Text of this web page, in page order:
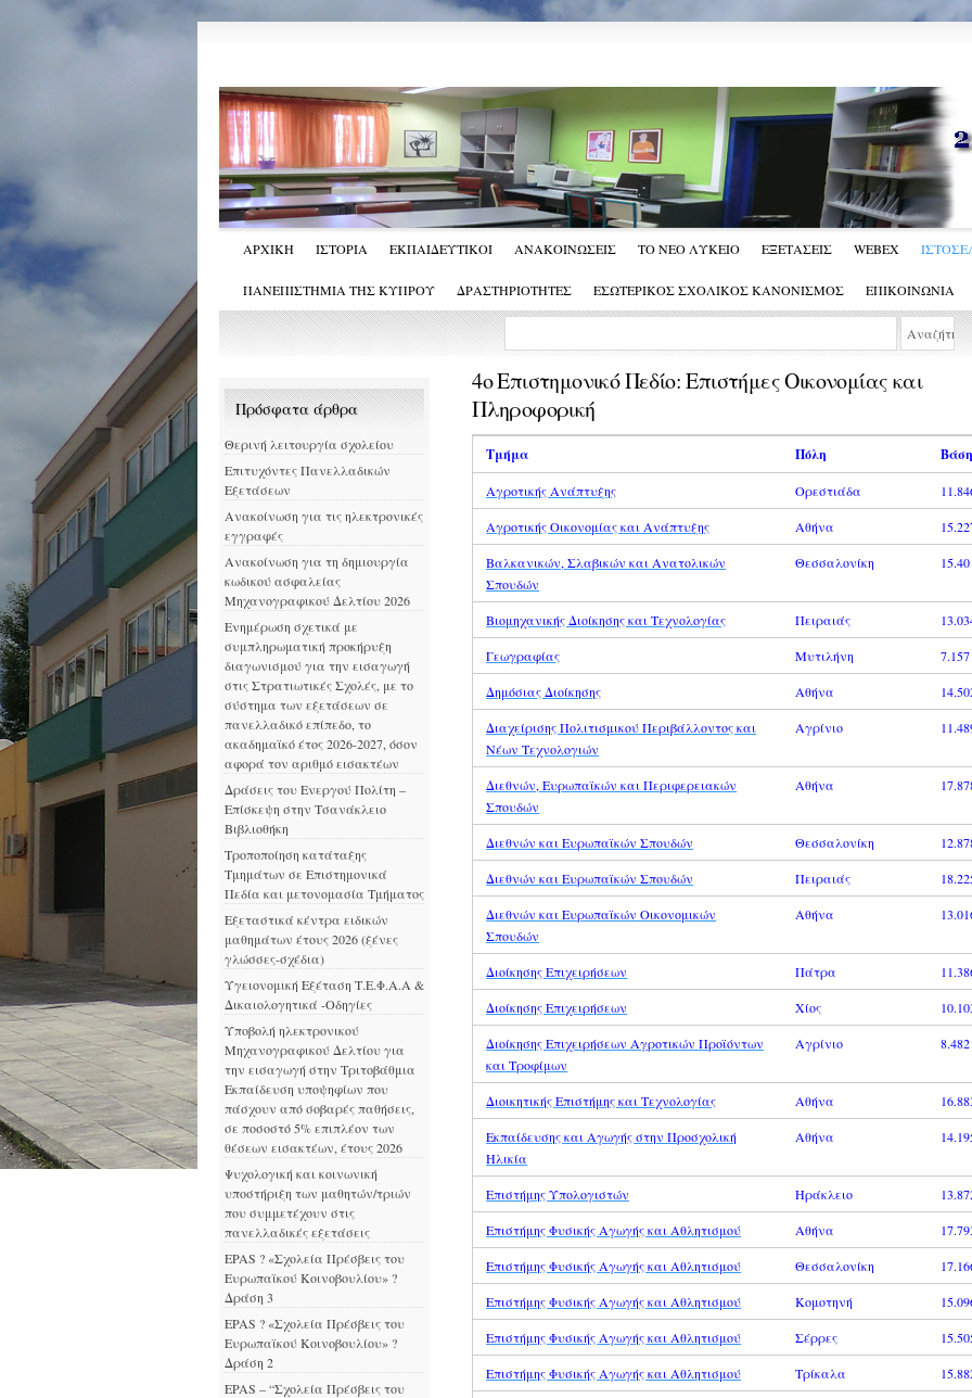
ΑΡΧΙΚΗ ΙΣΤΟΡΙΑ ΕΚΠΑΙΔΕΥΤΙΚΟΙ ΑΝΑΚΟΙΝΩΣΕΙΣ ΤΟ ΝΕΟ ΛΥΚΕΙΟ ΕΞΕΤΑΣΕΙΣ WEBEX
ΠΑΝΕΠΙΣΤΗΜΙΑ ΤΗΣ ΚΥΠΡΟΥ ΔΡΑΣΤΗΡΙΟΤΗΤΕΣ ΕΣΩΤΕΡΙΚΟΣ ΣΧΟΛΙΚΟΣ ΚΑΝΟΝΙΣΜΟΣ ΕΠΙΚΟΙΝΩΝΙΑ
4ο Επιστημονικό Πεδίο: Επιστήμες Οικονομίας και
Πληροφορική
Τμήμα Πόλη
Αγροτικής Ανάπτυξης Ορεστιάδα
Αγροτικής Οικονομίας και Ανάπτυξης Αθήνα
Βαλκανικών, Σλαβικών και Ανατολικών
Σπουδών
Θεσσαλονίκη
Βιομηχανικής Διοίκησης και Τεχνολογίας Πειραιάς
Γεωγραφίας Μυτιλήνη 7.157
Δημόσιας Διοίκησης Αθήνα
Διαχείρισης Πολιτισμικού Περιβάλλοντος και
Νέων Τεχνολογιών
Αγρίνιο
Διεθνών, Ευρωπαϊκών και Περιφερειακών
Σπουδών
Αθήνα
Διεθνών και Ευρωπαϊκών Σπουδών Θεσσαλονίκη
Διεθνών και Ευρωπαϊκών Σπουδών Πειραιάς
Διεθνών και Ευρωπαϊκών Οικονομικών
Σπουδών
Αθήνα
Διοίκησης Επιχειρήσεων Πάτρα
Διοίκησης Επιχειρήσεων Χίος
Διοίκησης Επιχειρήσεων Αγροτικών Προϊόντων
και Τροφίμων
Αγρίνιο 8.482
Διοικητικής Επιστήμης και Τεχνολογίας Αθήνα
Εκπαίδευσης και Αγωγής στην Προσχολική
Ηλικία
Αθήνα
Επιστήμης Υπολογιστών Ηράκλειο
Επιστήμης Φυσικής Αγωγής και Αθλητισμού Αθήνα
Επιστήμης Φυσικής Αγωγής και Αθλητισμού Θεσσαλονίκη
Επιστήμης Φυσικής Αγωγής και Αθλητισμού Κομοτηνή
Επιστήμης Φυσικής Αγωγής και Αθλητισμού Σέρρες
Επιστήμης Φυσικής Αγωγής και Αθλητισμού Τρίκαλα
Πρόσφατα άρθρα
Θερινή λειτουργία σχολείου
Επιτυχόντες Πανελλαδικών
Εξετάσεων
Ανακοίνωση για τις ηλεκτρονικές
εγγραφές
Ανακοίνωση για τη δημιουργία
κωδικού ασφαλείας
Μηχανογραφικού Δελτίου 2026
Ενημέρωση σχετικά με
συμπληρωματική προκήρυξη
διαγωνισμού για την εισαγωγή
στις Στρατιωτικές Σχολές, με το
σύστημα των εξετάσεων σε
πανελλαδικό επίπεδο, το
ακαδημαϊκό έτος 2026-2027, όσον
αφορά τον αριθμό εισακτέων
Δράσεις του Ενεργού Πολίτη –
Επίσκεψη στην Τσανάκλειο
Βιβλιοθήκη
Τροποποίηση κατάταξης
Τμημάτων σε Επιστημονικά
Πεδία και μετονομασία Τμήματος
Εξεταστικά κέντρα ειδικών
μαθημάτων έτους 2026 (ξένες
γλώσσες-σχέδια)
Υγειονομική Εξέταση Τ.Ε.Φ.Α.Α &
Δικαιολογητικά -Οδηγίες
Υποβολή ηλεκτρονικού
Μηχανογραφικού Δελτίου για
την εισαγωγή στην Τριτοβάθμια
Εκπαίδευση υποψηφίων που
πάσχουν από σοβαρές παθήσεις,
σε ποσοστό 5% επιπλέον των
θέσεων εισακτέων, έτους 2026
Ψυχολογική και κοινωνική
υποστήριξη των μαθητών/τριών
που συμμετέχουν στις
πανελλαδικές εξετάσεις
EPAS ? «Σχολεία Πρέσβεις του
Ευρωπαϊκού Κοινοβουλίου» ?
Δράση 3
EPAS ? «Σχολεία Πρέσβεις του
Ευρωπαϊκού Κοινοβουλίου» ?
Δράση 2
EPAS – “Σχολεία Πρέσβεις του